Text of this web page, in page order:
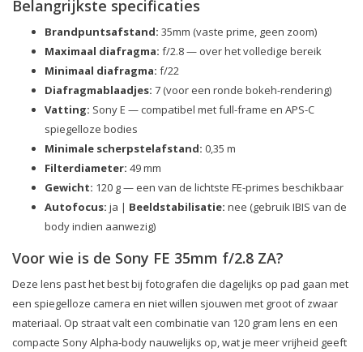
Belangrijkste specificaties
Brandpuntsafstand: 35mm (vaste prime, geen zoom)
Maximaal diafragma: f/2.8 — over het volledige bereik
Minimaal diafragma: f/22
Diafragmablaadjes: 7 (voor een ronde bokeh-rendering)
Vatting: Sony E — compatibel met full-frame en APS-C
spiegelloze bodies
Minimale scherpstelafstand: 0,35 m
Filterdiameter: 49 mm
Gewicht: 120 g — een van de lichtste FE-primes beschikbaar
Autofocus: ja | Beeldstabilisatie: nee (gebruik IBIS van de
body indien aanwezig)
Voor wie is de Sony FE 35mm f/2.8 ZA?
Deze lens past het best bij fotografen die dagelijks op pad gaan met
een spiegelloze camera en niet willen sjouwen met groot of zwaar
materiaal. Op straat valt een combinatie van 120 gram lens en een
compacte Sony Alpha-body nauwelijks op, wat je meer vrijheid geeft